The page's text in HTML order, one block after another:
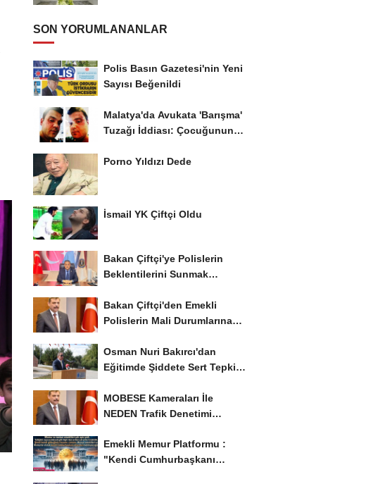
SON YORUMLANANLAR
Polis Basın Gazetesi'nin Yeni
Sayısı Beğenildi
Malatya'da Avukata 'Barışma'
Tuzağı İddiası: Çocuğunun
Porno Yıldızı Dede
İsmail YK Çiftçi Oldu
Bakan Çiftçi'ye Polislerin
Beklentilerini Sunmak
Bakan Çiftçi'den Emekli
Polislerin Mali Durumlarına
Osman Nuri Bakırcı'dan
Eğitimde Şiddete Sert Tepki:
MOBESE Kameraları İle
NEDEN Trafik Denetimi
Emekli Memur Platformu :
"Kendi Cumhurbaşkanı